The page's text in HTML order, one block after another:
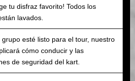
tu disfraz favorito! Todos los
lavados.
grupo esté listo para el tour, nuestro
cómo conducir y las
de seguridad del kart.